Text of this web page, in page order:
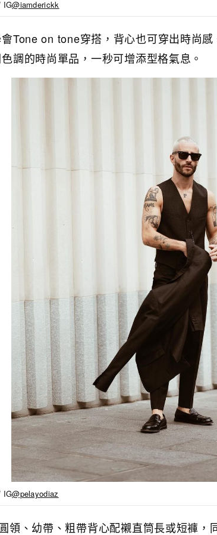
IG@iamderickk
Tone on tone穿搭，背心也可穿出時尚
調的時尚單品，一秒可增添型格氣息。
IG@pelayodiaz
領、幼帶、粗帶背心配襯直筒長或短褲，